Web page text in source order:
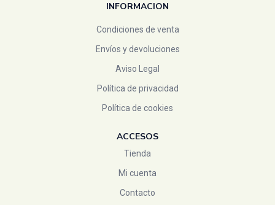
INFORMACION
Condiciones de venta
Envíos y devoluciones
Aviso Legal
Política de privacidad
Política de cookies
ACCESOS
Tienda
Mi cuenta
Contacto